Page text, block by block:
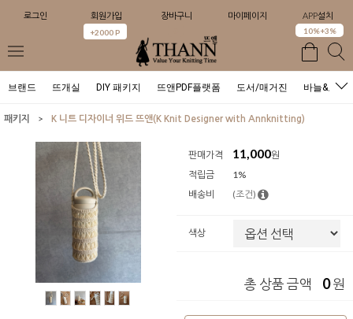
로그인 회원가입
+2000 P
장바구니 마이페이지 APP설치
10%+3%
브랜드 뜨개실 DIY 패키지 뜨앤PDF플랫폼 도서/매거진 바늘&도구
패키지 > K 니트 디자이너 위드 뜨앤(K Knit Designer with Annknitting)
판매가격 11,000원
적립금
1%
배송비
(조건)
색상
총 상품 금액 0원